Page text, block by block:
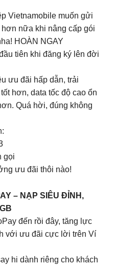
Vietnamobile muốn gửi
nữa khi nâng cấp gói
HOÀN NGAY
tiên khi đăng ký lên đời
ưu đãi hấp dẫn, trải
hơn, data tốc độ cao ổn
Quá hời, đúng không
gọi
ưu đãi thôi nào!
– NẠP SIÊU ĐỈNH,
đến rồi đây, tăng lực
với ưu đãi cực lời trên Ví
hi dành riêng cho khách